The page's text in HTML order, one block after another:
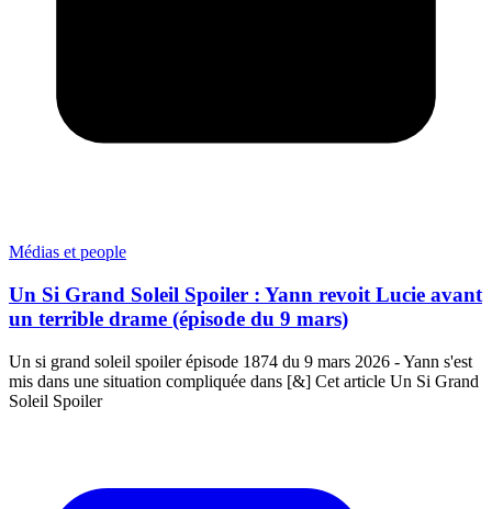
Médias et people
Un Si Grand Soleil Spoiler : Yann revoit Lucie avant
un terrible drame (épisode du 9 mars)
Un si grand soleil spoiler épisode 1874 du 9 mars 2026 - Yann s'est
mis dans une situation compliquée dans [&] Cet article Un Si Grand
Soleil Spoiler